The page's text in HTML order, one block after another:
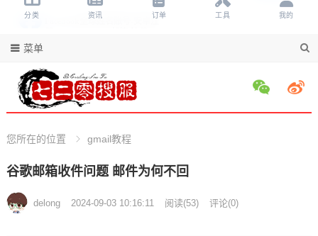
菜单
您所在的位置 gmail教程
谷歌邮箱收件问题 邮件为何不回
delong 2024-09-03 10:16:11 阅读(53) 评论(0)